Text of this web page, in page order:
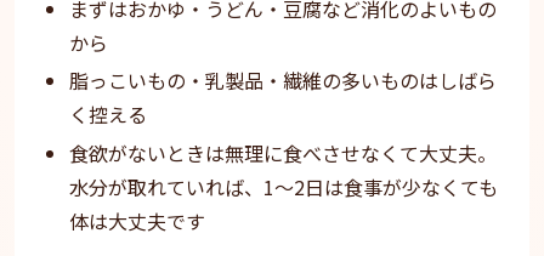
まずはおかゆ・うどん・豆腐など消化のよいもの
から
脂っこいもの・乳製品・繊維の多いものはしばら
く控える
食欲がないときは無理に食べさせなくて大丈夫。
水分が取れていれば、1〜2日は食事が少なくても
体は大丈夫です